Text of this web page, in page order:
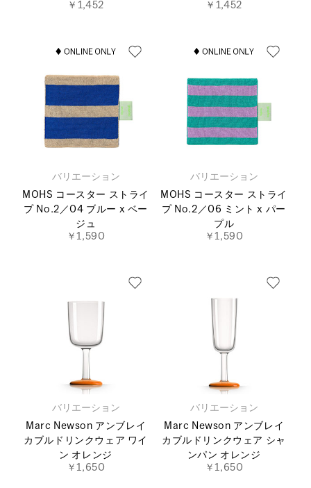
￥1,452
￥1,452
バリエーション
MOHS コースター ストライ
プ No.2／04 ブルー x ベー
ジュ
￥1,590
バリエーション
MOHS コースター ストライ
プ No.2／06 ミント x パー
プル
￥1,590
バリエーション
Marc Newson アンブレイ
カブルドリンクウェア ワイ
ン オレンジ
￥1,650
バリエーション
Marc Newson アンブレイ
カブルドリンクウェア シャ
ンパン オレンジ
￥1,650